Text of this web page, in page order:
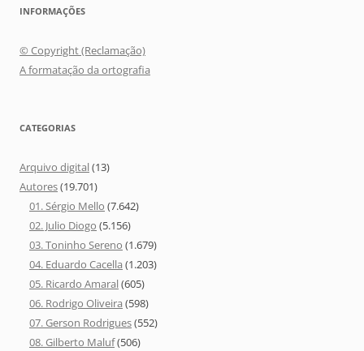
INFORMAÇÕES
© Copyright (Reclamação)
A formatação da ortografia
CATEGORIAS
Arquivo digital(13)
Autores(19.701)
01. Sérgio Mello (7.642)
02. Julio Diogo (5.156)
03. Toninho Sereno (1.679)
04. Eduardo Cacella (1.203)
05. Ricardo Amaral(605)
06. Rodrigo Oliveira (598)
07. Gerson Rodrigues(552)
08. Gilberto Maluf(506)